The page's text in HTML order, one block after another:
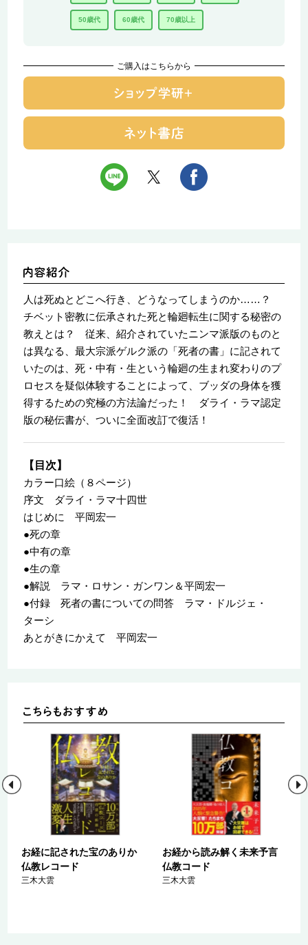
50歳代 60歳代 70歳以上
ご購入はこちらから
人は死ぬとどこへ行き、どうなってしまうのか……？
チベット密教に伝承された死と輪廻転生に関する秘密の
教えとは？ 従来、紹介されていたニンマ派版のものと
は異なる、最大宗派ゲルク派の「死者の書」に記されて
いたのは、死・中有・生という輪廻の生まれ変わりのプ
ロセスを疑似体験することによって、ブッダの身体を獲
得するための究極の方法論だった！ ダライ・ラマ認定
版の秘伝書が、ついに全面改訂で復活！
【目次】
カラー口絵（８ページ）
序文 ダライ・ラマ十四世
はじめに 平岡宏一
●死の章
●中有の章
●生の章
●解説 ラマ・ロサン・ガンワン＆平岡宏一
●付録 死者の書についての問答 ラマ・ドルジェ・
ターシ
あとがきにかえて 平岡宏一
お経に記された宝のありか
仏教レコード
三木大雲
お経から読み解く未来予言
仏教コード
三木大雲